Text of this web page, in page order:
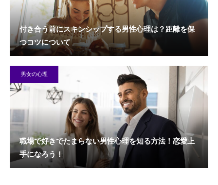
付き合う前にスキンシップする男性心理は？距離を保
つコツについて
男女の心理
職場で好きでたまらない男性心理を知る方法！恋愛上
手になろう！